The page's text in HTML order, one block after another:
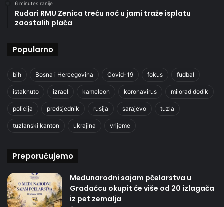
6 minutes ranije
Rudari RMU Zenica treću noć u jami traže isplatu
zaostalih plaća
Popularno
bih Bosna i Hercegovina Covid-19 fokus fudbal
istaknuto izrael kameleon koronavirus milorad dodik
policija predsjednik rusija sarajevo tuzla
tuzlanski kanton ukrajina vrijeme
Preporučujemo
Međunarodni sajam pčelarstva u
Gradačcu okupit će više od 20 izlagača
iz pet zemalja